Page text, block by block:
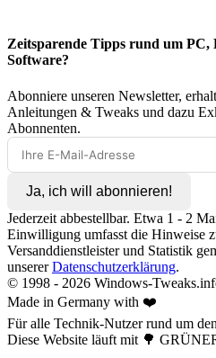
Zeitsparende Tipps rund um
Software?
Abonniere unseren Newsletter,
Anleitungen & Tweaks und dazu
Abonnenten.
Ja, ich will abonnieren!
Jederzeit abbestellbar. Etwa 1 - 2
Einwilligung umfasst die Hinweise
Versanddienstleister und Statistik
unsererDatenschutzerklärung.
© 1998 - 2026 Windows-
Made in Germany with ❤️
Für alle Technik-Nutzer rund um
Diese Website läuft mit 🌳